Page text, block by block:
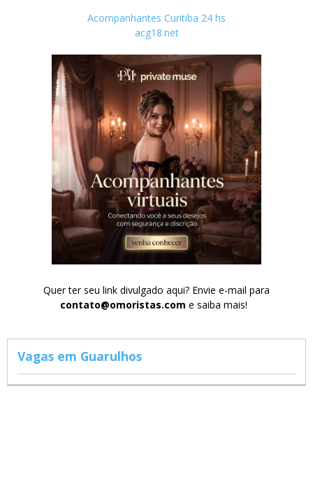
Acompanhantes Curitiba 24 hs
acg18.net
Quer ter seu link divulgado aqui? Envie e-mail para
contato@omoristas.com e saiba mais!
Vagas em Guarulhos